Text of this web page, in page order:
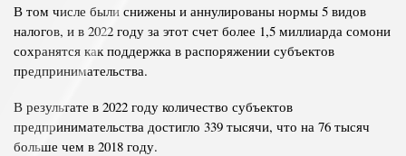
В том числе были снижены и аннулированы нормы 5 видов
налогов, и в 2022 году за этот счет более 1,5 миллиарда сомони
сохранятся как поддержка в распоряжении субъектов
предпринимательства.
В результате в 2022 году количество субъектов
предпринимательства достигло 339 тысячи, что на 76 тысяч
больше чем в 2018 году.